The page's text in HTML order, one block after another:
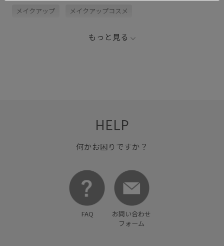
メイクアップ メイクアップコスメ
もっと見る
HELP
何かお困りですか？
FAQ
お問い合わせ
フォーム